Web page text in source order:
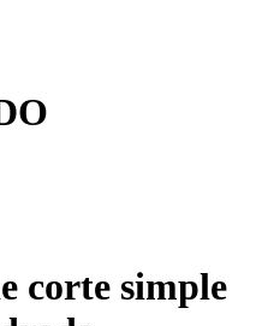
corte simple